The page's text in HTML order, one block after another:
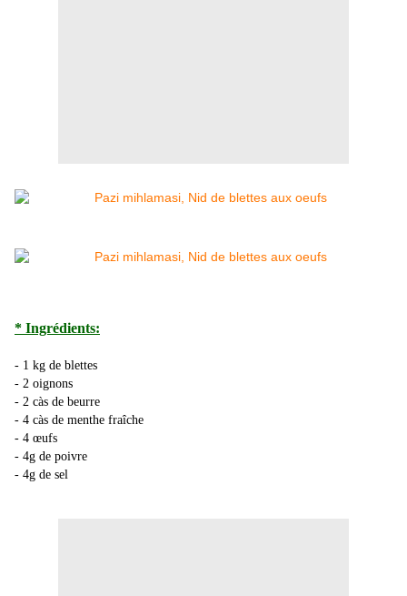
* Ingrédients:
- 1 kg de blettes
- 2 oignons
- 2 càs de beurre
- 4 càs de menthe fraîche
- 4 œufs
- 4g de poivre
- 4g de sel